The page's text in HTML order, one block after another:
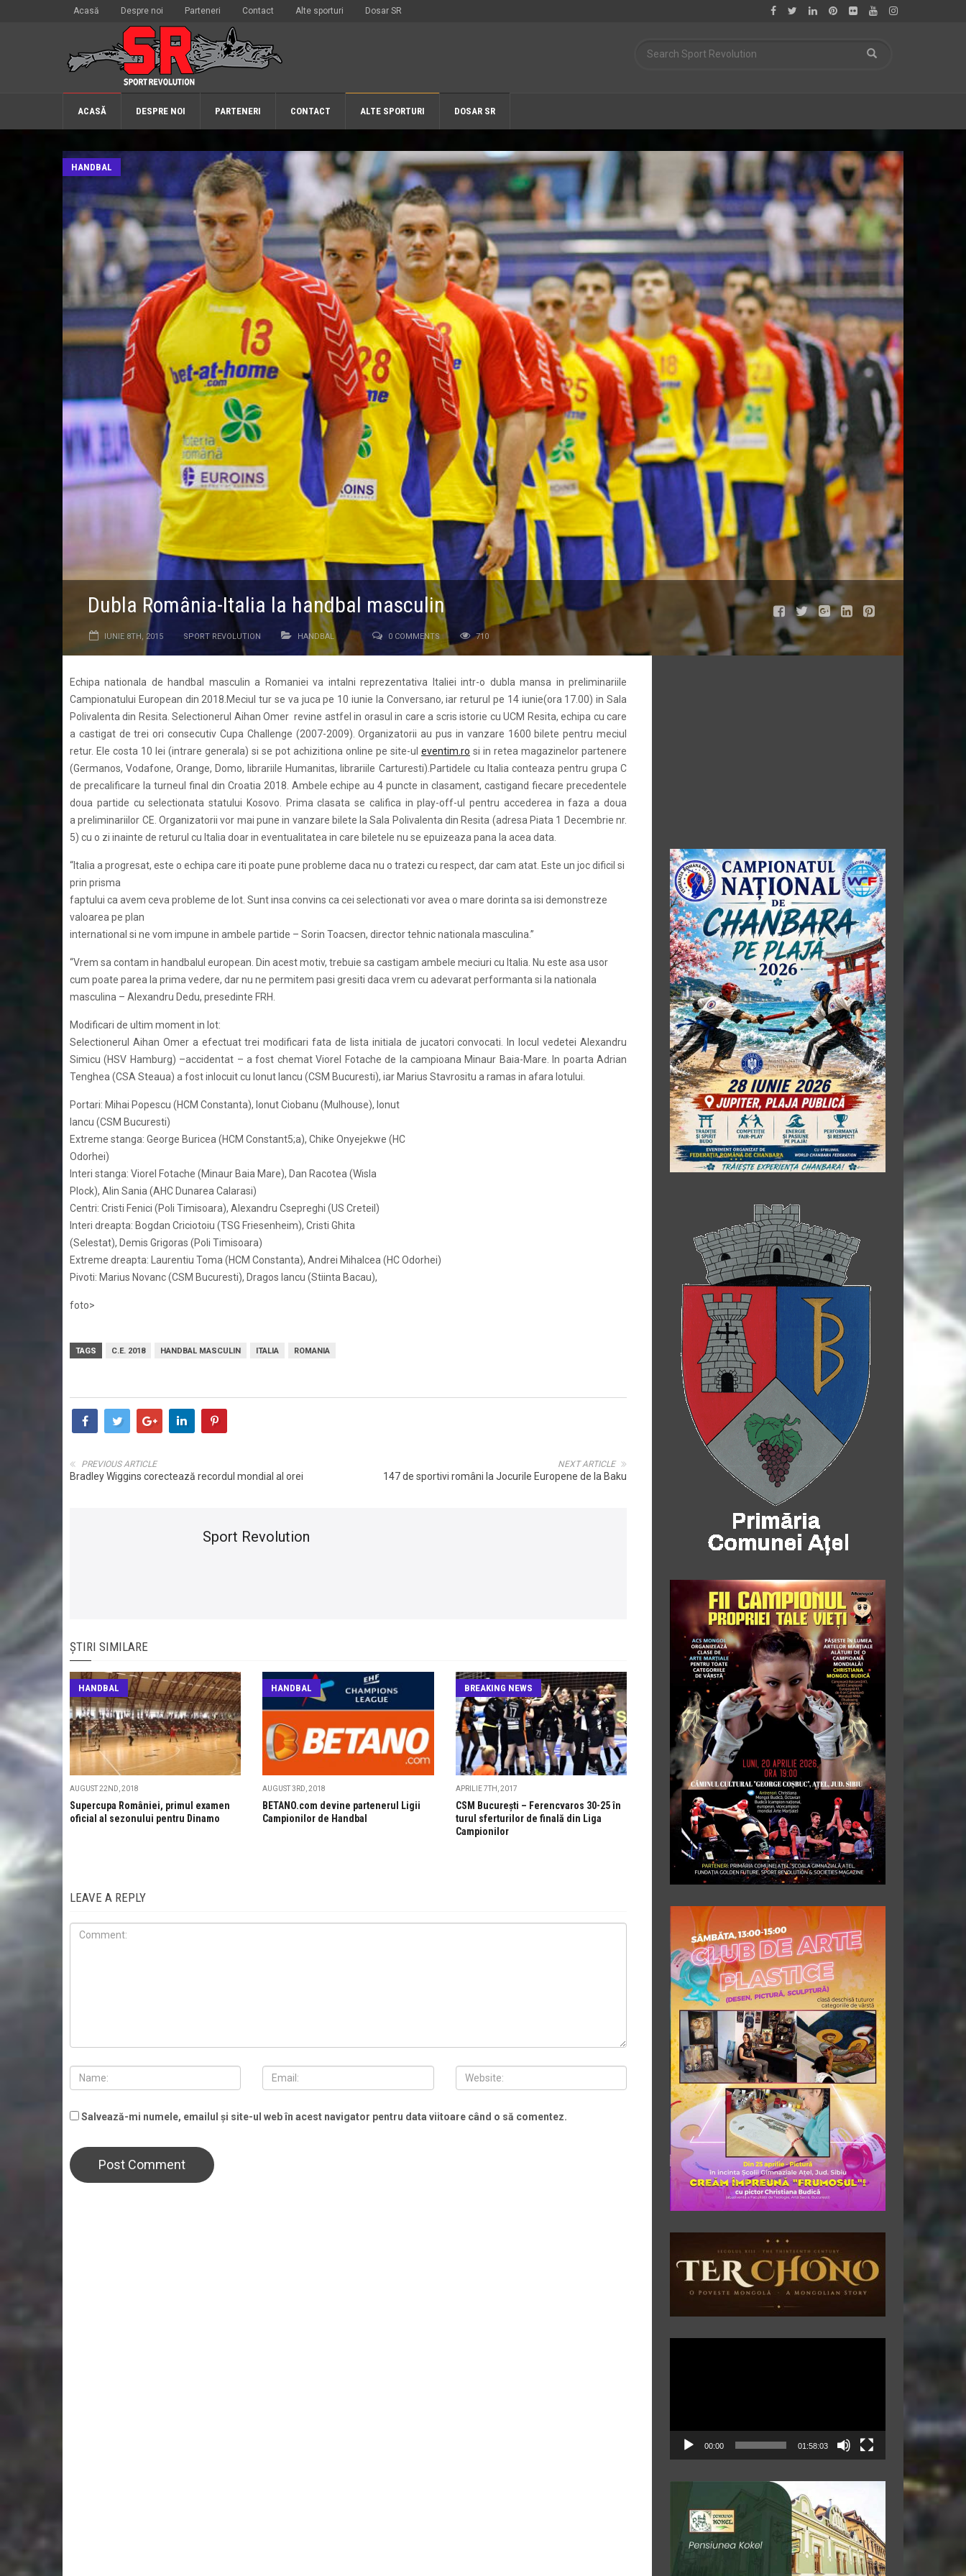
Acasă Despre noi Parteneri Contact Alte sporturi Dosar SR
ACASĂ DESPRE NOI PARTENERI CONTACT ALTE SPORTURI DOSAR SR
HANDBAL
Dubla România-Italia la handbal masculin
IUNIE 8TH, 2015 SPORT REVOLUTION HANDBAL 0 COMMENTS 710
Echipa nationala de handbal masculin a Romaniei va intalni reprezentativa Italiei intr-o dubla mansa in preliminariile
Campionatului European din 2018.Meciul tur se va juca pe 10 iunie la Conversano, iar returul pe 14 iunie(ora 17.00) in Sala
Polivalenta din Resita. Selectionerul Aihan Omer revine astfel in orasul in care a scris istorie cu UCM Resita, echipa cu care
a castigat de trei ori consecutiv Cupa Challenge (2007-2009). Organizatorii au pus in vanzare 1600 bilete pentru meciul
retur. Ele costa 10 lei (intrare generala) si se pot achizitiona online pe site-ul eventim.ro si in retea magazinelor partenere
(Germanos, Vodafone, Orange, Domo, librariile Humanitas, librariile Carturesti).Partidele cu Italia conteaza pentru grupa C
de precalificare la turneul final din Croatia 2018. Ambele echipe au 4 puncte in clasament, castigand fiecare precedentele
doua partide cu selectionata statului Kosovo. Prima clasata se califica in play-off-ul pentru accederea in faza a doua
a preliminariilor CE. Organizatorii vor mai pune in vanzare bilete la Sala Polivalenta din Resita (adresa Piata 1 Decembrie nr.
5) cu o zi inainte de returul cu Italia doar in eventualitatea in care biletele nu se epuizeaza pana la acea data.
“Italia a progresat, este o echipa care iti poate pune probleme daca nu o tratezi cu respect, dar cam atat. Este un joc dificil si
prin prisma
faptului ca avem ceva probleme de lot. Sunt insa convins ca cei selectionati vor avea o mare dorinta sa isi demonstreze
valoarea pe plan
international si ne vom impune in ambele partide – Sorin Toacsen, director tehnic nationala masculina.”
“Vrem sa contam in handbalul european. Din acest motiv, trebuie sa castigam ambele meciuri cu Italia. Nu este asa usor
cum poate parea la prima vedere, dar nu ne permitem pasi gresiti daca vrem cu adevarat performanta si la nationala
masculina – Alexandru Dedu, presedinte FRH.
Modificari de ultim moment in lot:
Selectionerul Aihan Omer a efectuat trei modificari fata de lista initiala de jucatori convocati. In locul vedetei Alexandru
Simicu (HSV Hamburg) –accidentat – a fost chemat Viorel Fotache de la campioana Minaur Baia-Mare. In poarta Adrian
Tenghea (CSA Steaua) a fost inlocuit cu Ionut Iancu (CSM Bucuresti), iar Marius Stavrositu a ramas in afara lotului.
Portari: Mihai Popescu (HCM Constanta), Ionut Ciobanu (Mulhouse), Ionut
Iancu (CSM Bucuresti)
Extreme stanga: George Buricea (HCM Constant5;a), Chike Onyejekwe (HC
Odorhei)
Interi stanga: Viorel Fotache (Minaur Baia Mare), Dan Racotea (Wisla
Plock), Alin Sania (AHC Dunarea Calarasi)
Centri: Cristi Fenici (Poli Timisoara), Alexandru Csepreghi (US Creteil)
Interi dreapta: Bogdan Criciotoiu (TSG Friesenheim), Cristi Ghita
(Selestat), Demis Grigoras (Poli Timisoara)
Extreme dreapta: Laurentiu Toma (HCM Constanta), Andrei Mihalcea (HC Odorhei)
Pivoti: Marius Novanc (CSM Bucuresti), Dragos Iancu (Stiinta Bacau),
foto>
TAGS C.E. 2018 HANDBAL MASCULIN ITALIA ROMANIA
NEXT ARTICLE
147 de sportivi români la Jocurile Europene de la Baku
PREVIOUS ARTICLE
Bradley Wiggins corectează recordul mondial al orei
Sport Revolution
ȘTIRI SIMILARE
HANDBAL
AUGUST 22ND, 2018
Supercupa României, primul examen
oficial al sezonului pentru Dinamo
HANDBAL
AUGUST 3RD, 2018
BETANO.com devine partenerul Ligii
Campionilor de Handbal
BREAKING NEWS
APRILIE 7TH, 2017
CSM Bucureşti – Ferencvaros 30-25 în
turul sferturilor de finală din Liga
Campionilor
LEAVE A REPLY
Salvează-mi numele, emailul și site-ul web în acest navigator pentru data viitoare când o să comentez.
00:00 01:58:03